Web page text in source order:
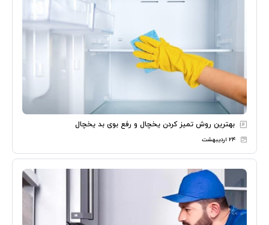
بهترین روش تمیز کردن یخچال و رفع بوی بد یخچال
۲۴ اردیبهشت